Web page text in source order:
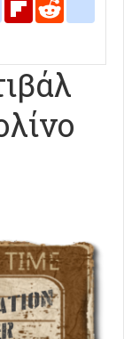
blogger_post
Flipboard